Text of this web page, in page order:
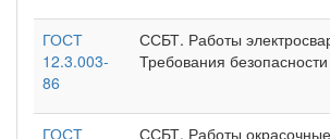
ГОСТ
12.3.003-
86
ССБТ. Работы
Требования безопасности
ГОСТ
ССБТ. Работы